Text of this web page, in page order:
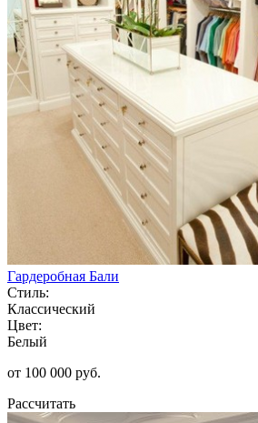
Гардеробная Бали
Стиль:
Классический
Цвет:
Белый
от 100 000 руб.
Рассчитать